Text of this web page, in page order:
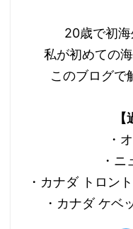
20歳で初
私が初めての
このブログで
・
・
・カナダ トロン
・カナダ ケベ